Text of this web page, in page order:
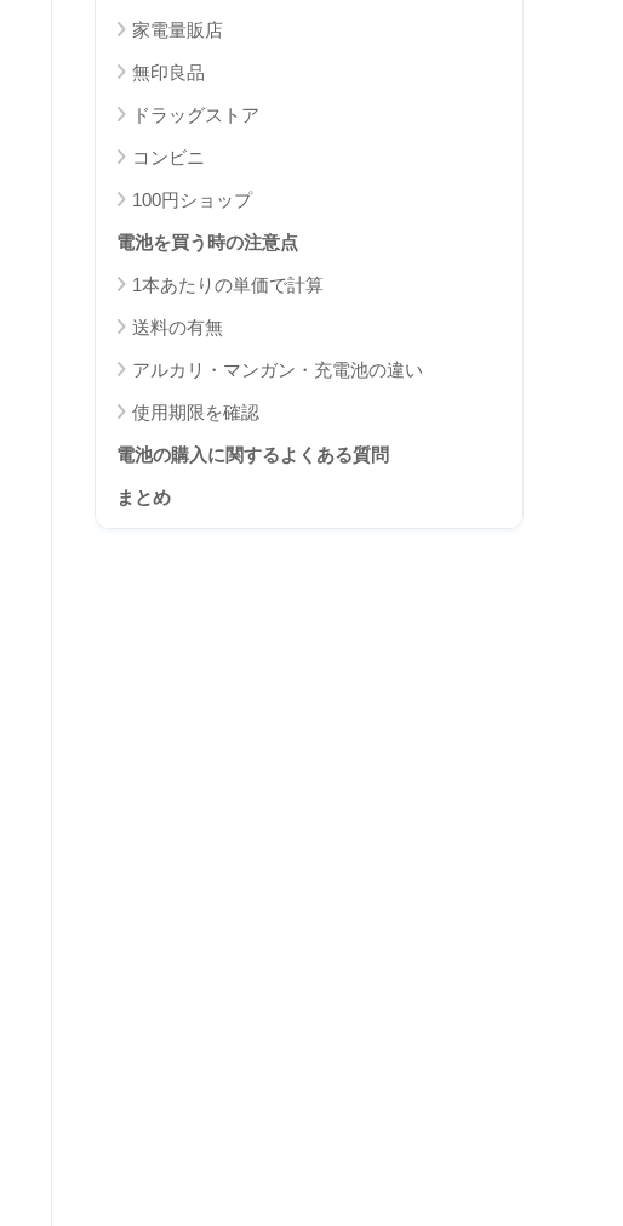
家電量販店
無印良品
ドラッグストア
コンビニ
100円ショップ
電池を買う時の注意点
1本あたりの単価で計算
送料の有無
アルカリ・マンガン・充電池の違い
使用期限を確認
電池の購入に関するよくある質問
まとめ